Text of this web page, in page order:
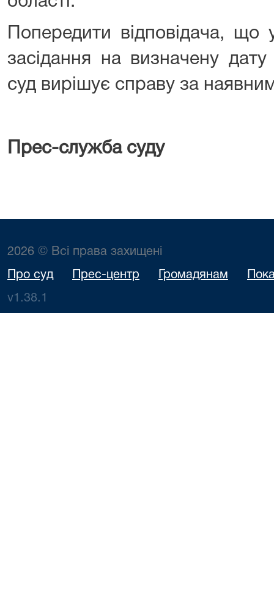
Попередити відповідача,
засідання на визначену
суд вирішує справу за
Прес-служба суду
2026 © Всі права захищені
Про суд Прес-центр Громадянам
v1.38.1